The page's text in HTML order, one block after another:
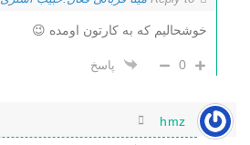
خوشحالیم که به کارتون اومده 😉
0 پاسخ
hmz